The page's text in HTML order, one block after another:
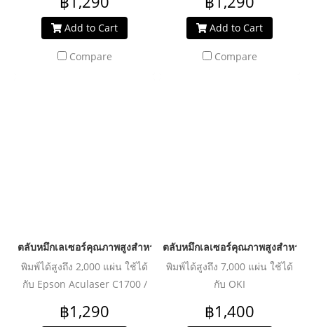
Add to Cart
Compare
Add to Cart
Compare
ตลับหมึกเลเซอร์คุณภาพสูงสำหรับ EPSON รุ่น C1700BK (SO50614)
พิมพ์ได้สูงถึง 2,000 แผ่น ใช้ได้
กับ Epson Aculaser C1700 /
฿1,290
ตลับหมึกเลเซอร์คุณภาพสูงสำหรับ
พิมพ์ได้สูงถึง 7,000 แผ่น ใช้ได้
กับ OKI
฿1,400